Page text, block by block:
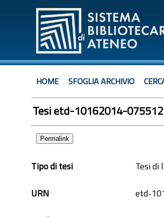
HOME SFOGLIA ARCHIVIO
Tesi etd-10162014-075512
Permalink
Tipo di tesi
Tesi di
URN
etd-